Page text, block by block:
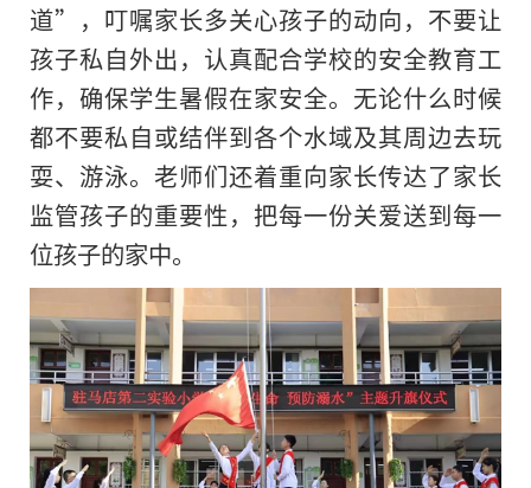
道”，叮嘱家长多关心孩子的动向，不要让
孩子私自外出，认真配合学校的安全教育工
作，确保学生暑假在家安全。无论什么时候
都不要私自或结伴到各个水域及其周边去玩
耍、游泳。老师们还着重向家长传达了家长
监管孩子的重要性，把每一份关爱送到每一
位孩子的家中。